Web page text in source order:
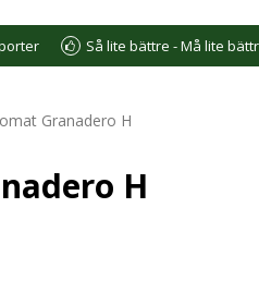
Så lite bättre - Må lite
Granadero H
H